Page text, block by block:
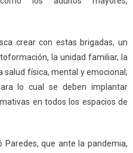
crear con estas brigadas, un
la unidad familiar, la
salud física, mental y emocional;
lo cual se deben implantar
en todos los espacios de
Paredes, que ante la pandemia,